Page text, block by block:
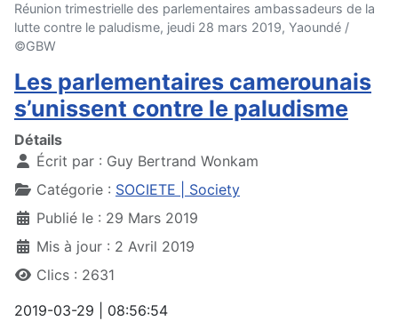
Réunion trimestrielle des parlementaires ambassadeurs de la
lutte contre le paludisme, jeudi 28 mars 2019, Yaoundé /
©GBW
Les parlementaires camerounais
s’unissent contre le paludisme
Détails
Écrit par : Guy Bertrand Wonkam
Catégorie : SOCIETE | Society
Publié le : 29 Mars 2019
Mis à jour : 2 Avril 2019
Clics : 2631
2019-03-29 | 08:56:54